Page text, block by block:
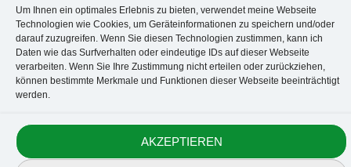
Um Ihnen ein optimales Erlebnis zu bieten, verwendet meine Webseite
Technologien wie Cookies, um Geräteinformationen zu speichern und/oder
darauf zuzugreifen. Wenn Sie diesen Technologien zustimmen, kann ich
Daten wie das Surfverhalten oder eindeutige IDs auf dieser Webseite
verarbeiten. Wenn Sie Ihre Zustimmung nicht erteilen oder zurückziehen,
können bestimmte Merkmale und Funktionen dieser Webseite beeinträchtigt
werden.
AKZEPTIEREN
JohanneszuUbuntu MATE-Panel: Format von Datum und
Uhrzeit anpassen
Brummel HerbolzheimzuMusik-Portrait Nr. 1: Les Assoiffés
aus Mittelbergheim
Marco PeterzuVereinfachte Installation von Brother-Geräten
unter Linux
Anbieterkennzeichnung